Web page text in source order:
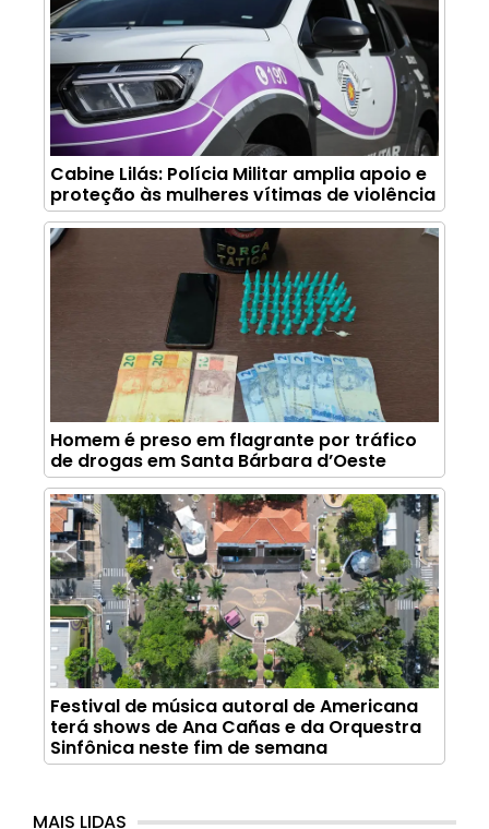
Cabine Lilás: Polícia Militar amplia apoio e
proteção às mulheres vítimas de violência
Homem é preso em flagrante por tráfico
de drogas em Santa Bárbara d’Oeste
Festival de música autoral de Americana
terá shows de Ana Cañas e da Orquestra
Sinfônica neste fim de semana
MAIS LIDAS